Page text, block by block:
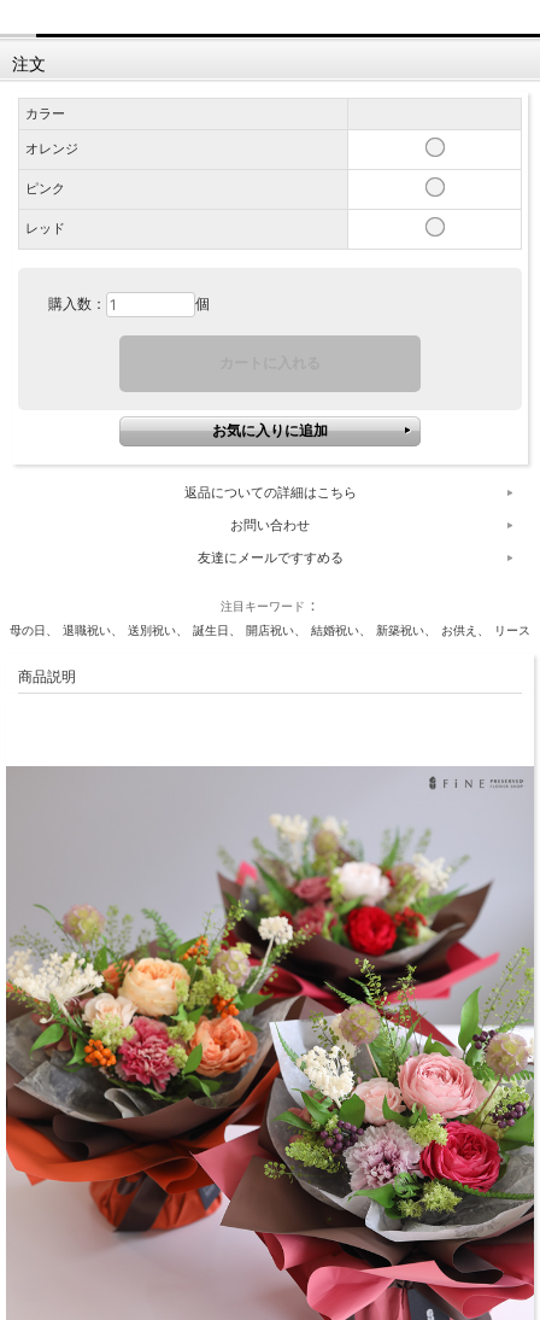
注文
カラー
オレンジ
ピンク
レッド
購入数： 個
返品についての詳細はこちら
お問い合わせ
友達にメールですすめる
注目キーワード
母の日
退職祝い 送別祝い 誕生日 開店祝い 結婚祝い 新築祝い お供え リース
商品説明